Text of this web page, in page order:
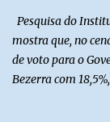
Pesquisa do
mostra que, no
de voto para o
Bezerra com